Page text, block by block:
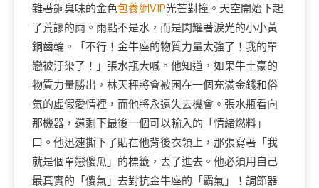
雜著銅臭味的金色包養網VIP光芒對撞。天空開始下起
了荒謬的雨。雨點不是水，而是閃耀著淚光的小小黃
銅齒輪。「不行！金牛座的物質力量太強了！我的單
戀被汙染了！」張水瓶大喊。他知道，如果牛土豪的
物質力量勝出，林天秤將會被困在一個充滿金錢和俗
氣的虛假愛情裡，而他將永遠失去機會。張水瓶看向
那機器，還剩下最後一個可以輸入的「情緒燃料」
口。他迅速撕下了貼在他背後衣領上，那張寫著「我
就是個單戀傻瓜」的標籤，丟了進去。他必須用自己
最真實的「傻氣」去對抗金牛座的「霸氣」！調節器